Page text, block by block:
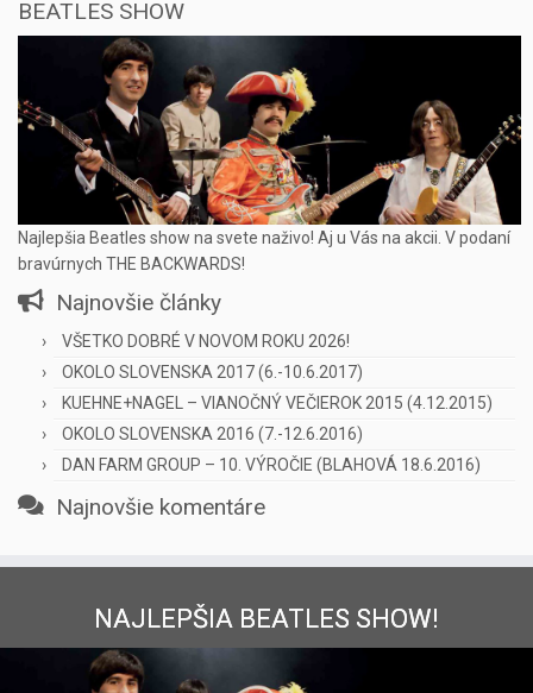
BEATLES SHOW
Najlepšia Beatles show na svete naživo! Aj u Vás na akcii. V podaní
bravúrnych THE BACKWARDS!
Najnovšie články
VŠETKO DOBRÉ V NOVOM ROKU 2026!
OKOLO SLOVENSKA 2017 (6.-10.6.2017)
KUEHNE+NAGEL – VIANOČNÝ VEČIEROK 2015 (4.12.2015)
OKOLO SLOVENSKA 2016 (7.-12.6.2016)
DAN FARM GROUP – 10. VÝROČIE (BLAHOVÁ 18.6.2016)
Najnovšie komentáre
NAJLEPŠIA BEATLES SHOW!